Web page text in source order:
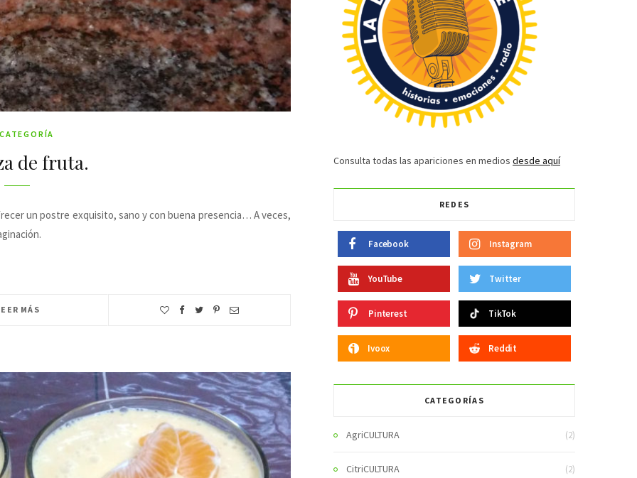
de fruta.
un postre exquisito, sano y con buena presencia… A veces,
MÁS
Consulta todas las apariciones en medios desde aquí
REDES
Facebook Instagram
YouTube Twitter
Pinterest TikTok
Ivoox Reddit
CATEGORÍAS
AgriCULTURA (2)
CitriCULTURA (2)